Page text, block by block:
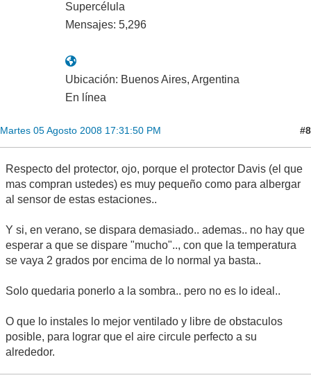
Supercélula
Mensajes: 5,296
Ubicación: Buenos Aires, Argentina
En línea
Martes 05 Agosto 2008 17:31:50 PM #8
Respecto del protector, ojo, porque el protector Davis (el que
mas compran ustedes) es muy pequeño como para albergar
al sensor de estas estaciones..
Y si, en verano, se dispara demasiado.. ademas.. no hay que
esperar a que se dispare "mucho".., con que la temperatura
se vaya 2 grados por encima de lo normal ya basta..
Solo quedaria ponerlo a la sombra.. pero no es lo ideal..
O que lo instales lo mejor ventilado y libre de obstaculos
posible, para lograr que el aire circule perfecto a su
alrededor.